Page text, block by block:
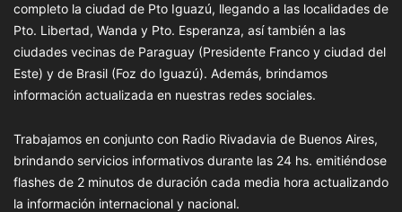
completo la ciudad de Pto Iguazú, llegando a las localidades de
Pto. Libertad, Wanda y Pto. Esperanza, así también a las
ciudades vecinas de Paraguay (Presidente Franco y ciudad del
Este) y de Brasil (Foz do Iguazú). Además, brindamos
información actualizada en nuestras redes sociales.
Trabajamos en conjunto con Radio Rivadavia de Buenos Aires,
brindando servicios informativos durante las 24 hs. emitiéndose
flashes de 2 minutos de duración cada media hora actualizando
la información internacional y nacional.